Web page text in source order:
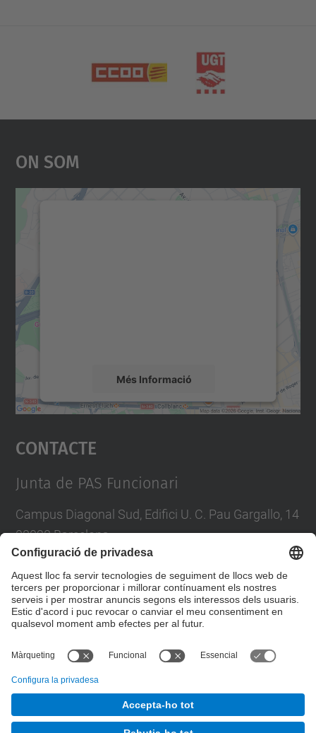
On Som
Més Informació
Accepta
powered by
Contacte
Junta de PAS Funcionari
Campus Diagonal Sud, Edifici U. C. Pau Gargallo, 14
08028 Barcelona
E-mail :junta.pasf@upc.edu
Formulari de contacte
Junta PAS Funcionari